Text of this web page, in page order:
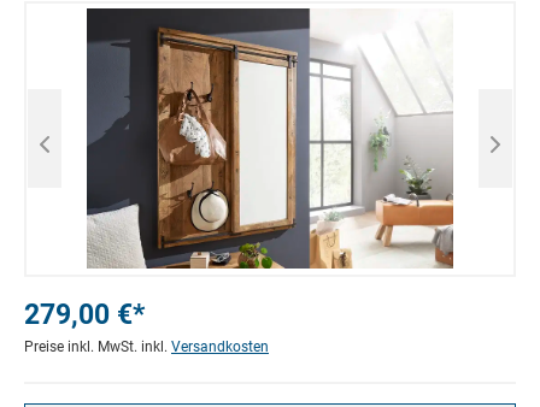
Bildergalerie überspringen
279,00 €*
Preise inkl. MwSt. inkl. Versandkosten